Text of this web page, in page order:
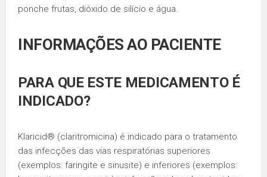
ponche frutas, dióxido de silício e água.
INFORMAÇÕES AO PACIENTE
PARA QUE ESTE MEDICAMENTO É
INDICADO?
Klaricid® (claritromicina) é indicado para o tratamento
das infecções das vias respiratórias superiores
(exemplos: faringite e sinusite) e inferiores (exemplos: